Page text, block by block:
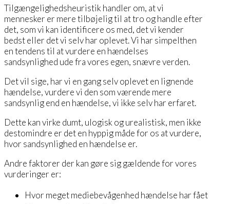
Tilgængelighedsheuristik handler om, at vi
mennesker er mere tilbøjelig til at tro og handle efter
det, som vi kan identificere os med, det vi kender
bedst eller det vi selv har oplevet. Vi har simpelthen
en tendens til at vurdere en hændelses
sandsynlighed ude fra vores egen, snævre verden.
Det vil sige, har vi en gang selv oplevet en lignende
hændelse, vurdere vi den som værende mere
sandsynlig end en hændelse, vi ikke selv har erfaret.
Dette kan virke dumt, ulogisk og urealistisk, men ikke
destomindre er det en hyppig måde for os at vurdere,
hvor sandsynlighed en hændelse er.
Andre faktorer der kan gøre sig gældende for vores
vurderinger er:
Hvor meget mediebevågenhed hændelse har fået